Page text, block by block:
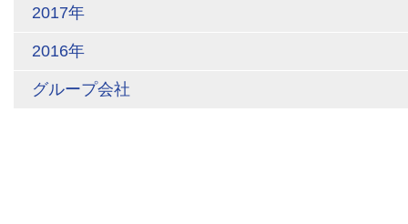
2017年
2016年
グループ会社